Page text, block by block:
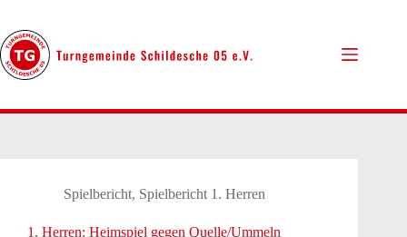
springen
Spielbericht, Spielbericht 1. Herren
1. Herren: Heimspiel gegen Quelle/Ummeln